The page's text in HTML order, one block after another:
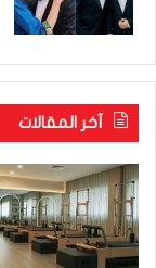
آخر المقالات